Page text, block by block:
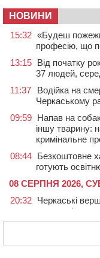
НОВИНИ
15:32 «Будеш
професію, що
13:15 Від початку
37 людей,
11:37
Водійка на
Черкаському
09:59 Напав на
іншу тварину:
кримінальне
08:44 Безкоштовне
готують
08 СЕРПНЯ 2026,
20:32 Черкаські
першості
На Уманщині
судитимуть